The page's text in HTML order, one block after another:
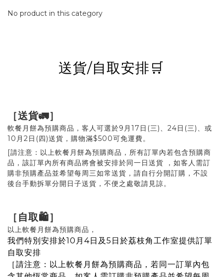
No product in this category
送貨/自取安排🛒
［送貨🚛］
軟餐月餅為預購商品，客人可選於9月17日(三)、24日(三)、或
10月2日(四)送貨，購物滿$500可免運費。
[請注意：以上軟餐月餅為預購商品，所有訂單內若包含預購商
品，該訂單內所有商品將會被安排於同一日送貨 ，如客人需訂
購非預購產品並希望每周三如常送貨，請自行分開訂購，不設
後台手動拆單分開日子送貨，不便之處敬請見諒。
［自取🛍️］
以上軟餐月餅為預購商品，
我們特別安排於10月4日及5日於荔枝角工作室提供訂單
自取安排
［請注意：以上軟餐月餅為預購商品，若同一訂單內包